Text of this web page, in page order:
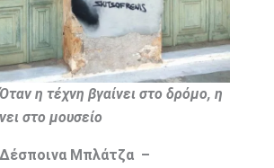
η τέχνη βγαίνει στο δρόμο, η
στο μουσείο
Δέσποινα Μπλάτζα –